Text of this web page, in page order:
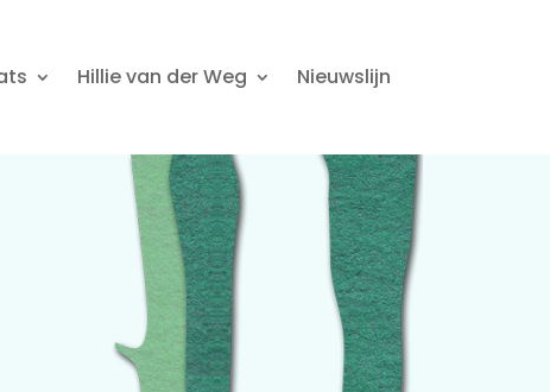
Hillie van der Weg Nieuwslijn